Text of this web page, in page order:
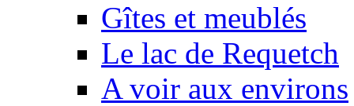
Gîtes et meublés
Le lac de Requetch
A voir aux environs